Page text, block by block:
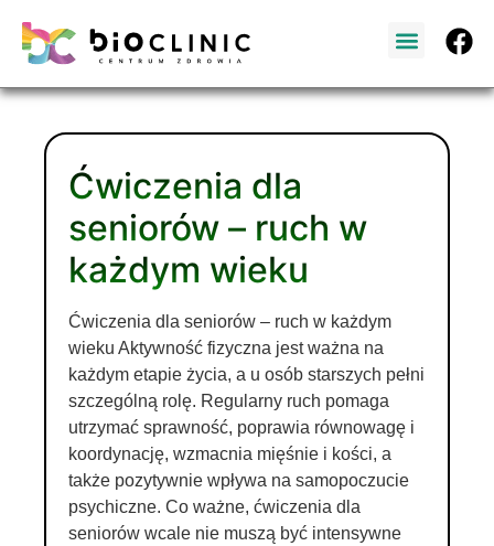
Ćwiczenia dla
seniorów – ruch w
każdym wieku
Ćwiczenia dla seniorów – ruch w każdym
wieku Aktywność fizyczna jest ważna na
każdym etapie życia, a u osób starszych pełni
szczególną rolę. Regularny ruch pomaga
utrzymać sprawność, poprawia równowagę i
koordynację, wzmacnia mięśnie i kości, a
także pozytywnie wpływa na samopoczucie
psychiczne. Co ważne, ćwiczenia dla
seniorów wcale nie muszą być intensywne